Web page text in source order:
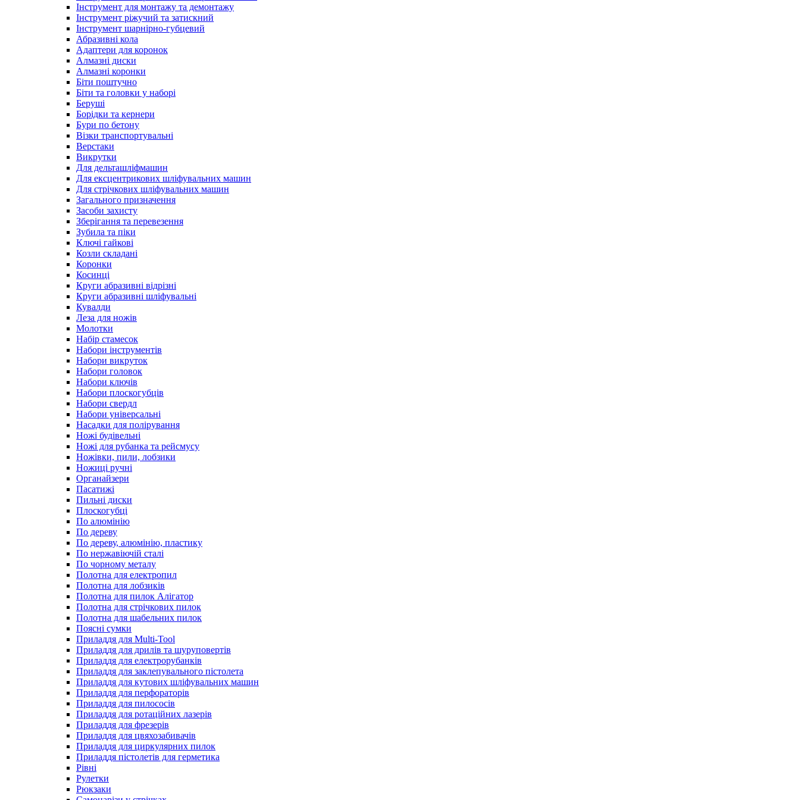
Інструмент для монтажу та демонтажу
Інструмент ріжучий та затискний
Інструмент шарнірно-губцевий
Абразивні кола
Адаптери для коронок
Алмазні диски
Алмазні коронки
Біти поштучно
Біти та головки у наборі
Беруші
Борідки та кернери
Бури по бетону
Візки транспортувальні
Верстаки
Викрутки
Для дельташліфмашин
Для ексцентрикових шліфувальних машин
Для стрічкових шліфувальних машин
Загального призначення
Засоби захисту
Зберігання та перевезення
Зубила та піки
Ключі гайкові
Козли складані
Коронки
Косинці
Круги абразивні відрізні
Круги абразивні шліфувальні
Кувалди
Леза для ножів
Молотки
Набір стамесок
Набори інструментів
Набори викруток
Набори головок
Набори ключів
Набори плоскогубців
Набори свердл
Набори універсальні
Насадки для полірування
Ножі будівельні
Ножі для рубанка та рейсмусу
Ножівки, пили, лобзики
Ножиці ручні
Органайзери
Пасатижі
Пильні диски
Плоскогубці
По алюмінію
По дереву
По дереву, алюмінію, пластику
По нержавіючій сталі
По чорному металу
Полотна для електропил
Полотна для лобзиків
Полотна для пилок Алігатор
Полотна для стрічкових пилок
Полотна для шабельних пилок
Поясні сумки
Приладдя для Multi-Tool
Приладдя для дрилів та шуруповертів
Приладдя для електрорубанків
Приладдя для заклепувального пістолета
Приладдя для кутових шліфувальних машин
Приладдя для перфораторів
Приладдя для пилососів
Приладдя для ротаційних лазерів
Приладдя для фрезерів
Приладдя для цвяхозабивачів
Приладдя для циркулярних пилок
Приладдя пістолетів для герметика
Рівні
Рулетки
Рюкзаки